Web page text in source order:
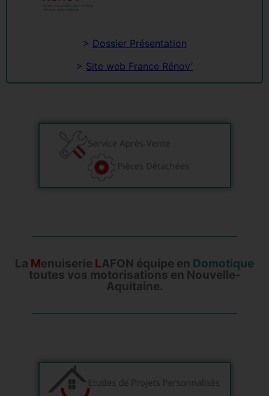
> Dossier Présentation
> Site web France Rénov’
La Menuiserie LAFON équipe en Domotique
toutes vos motorisations en Nouvelle-
Aquitaine.